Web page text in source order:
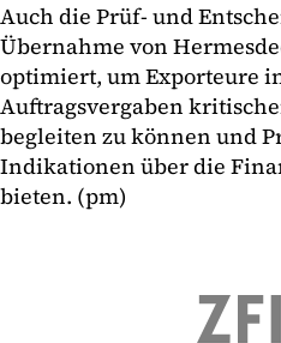
Auch die Prüf- und
Übernahme von
optimiert, um Exporteure
Auftragsvergaben
begleiten zu können und
Indikationen über die
bieten. (pm)